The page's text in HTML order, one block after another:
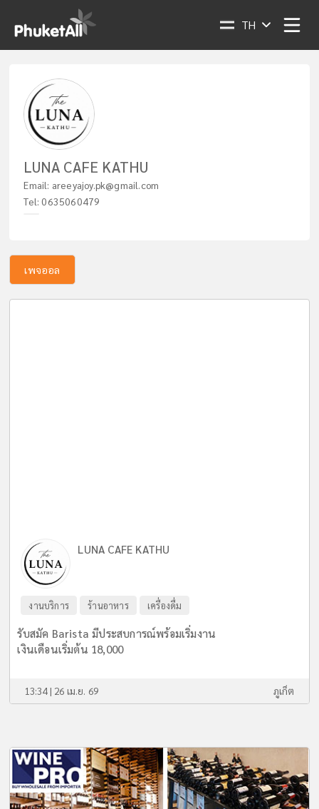
TH
LUNA CAFE KATHU
Email: areeyajoy.pk@gmail.com
Tel:0635060479
เพจออล
LUNA CAFE KATHU
งานบริการ ร้านอาหาร เครื่องดื่ม
รับสมัค Barista มีประสบการณ์พร้อมเริ่มงาน
เงินเดือนเริ่มต้น 18,000
13:34 | 26 เม.ย. 69 ภูเก็ต